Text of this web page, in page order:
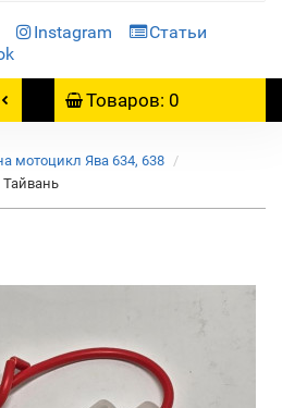
Instagram
Статьи
Товаров: 0
мотоцикл Ява 634, 638
Тайвань